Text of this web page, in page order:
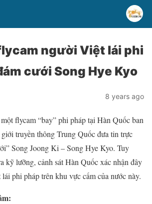
người Việt lái phi
cưới Song Hye Kyo
8 years ago
flycam “bay” phi pháp tại Hàn Quốc ban
truyền thông Trung Quốc đưa tin trực
Song Joong Ki – Song Hye Kyo. Tuy
kỹ lưỡng, cảnh sát Hàn Quốc xác nhận đây
phi pháp trên khu vực cấm của nước này.